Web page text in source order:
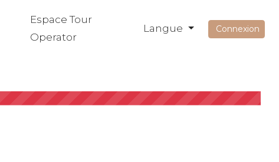
Espace Tour
Operator
Langue Connexion